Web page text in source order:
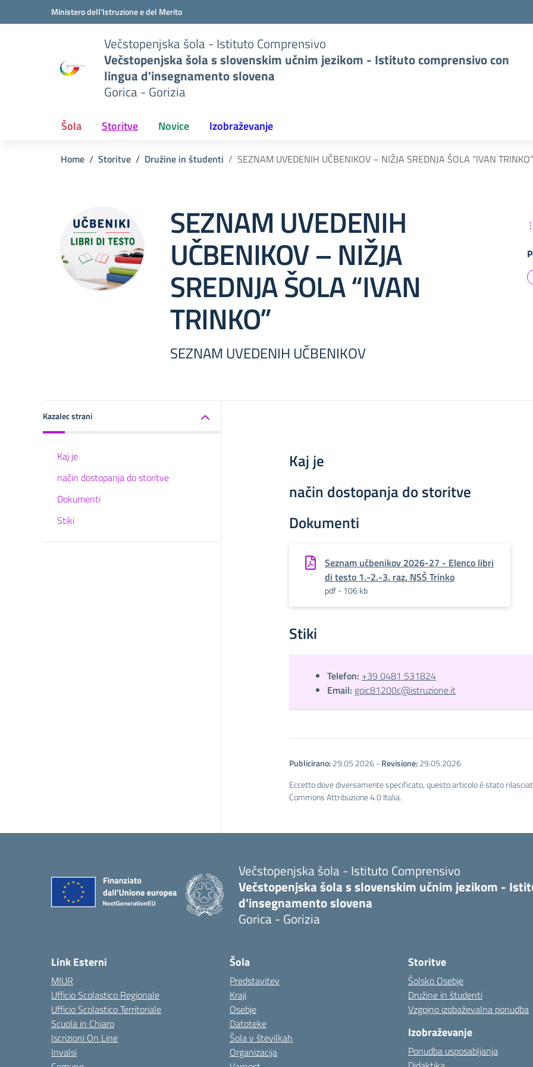
Pojdi na vsebino
Vai al menu di navigazioneMinistero dell'Istruzione e del Merito
Večstopenjska šola - Istituto Comprensivo
Večstopenjska šola s slovenskim učnim jezikom - Istituto comprensivo con
lingua d'insegnamento slovena
Gorica - Gorizia
Šola Storitve Novice Izobraževanje
Home Storitve Družine in študenti SEZNAM UVEDENIH UČBENIKOV – NIŽJA SREDNJA ŠOLA “IVAN TRINKO”
SEZNAM UVEDENIH
UČBENIKOV – NIŽJA
SREDNJA ŠOLA “IVAN
TRINKO”
SEZNAM UVEDENIH UČBENIKOV
Kazalec strani
Kaj je
način dostopanja do storitve
Dokumenti
Stiki
Kaj je
način dostopanja do storitve
Dokumenti
Seznam učbenikov 2026-27 - Elenco libri
di testo 1.-2.-3. raz. NSŠ Trinko
pdf - 106 kb
Stiki
Telefon: +39 0481 531824
Email: goic81200c@istruzione.it
Publicirano:29.05.2026 -Revisione:29.05.2026
Eccetto dove diversamente specificato, questo articolo è stato
Commons Attribuzione 4.0 Italia.
Večstopenjska šola - Istituto Comprensivo
Večstopenjska šola s slovenskim učnim jezikom -
d'insegnamento slovena
Gorica - Gorizia
Link Esterni
MIUR
Ufficio Scolastico Regionale
Ufficio Scolastico Territoriale
Scuola in Chiaro
Iscrizioni On Line
Invalsi
Šola
Predstavitev
Kraji
Osebje
Datoteke
Šola v številkah
Organizacija
Storitve
Šolsko Osebje
Družine in študenti
Vzgojno izobaževalna ponudba
Izobraževanje
Ponudba usposabljanja